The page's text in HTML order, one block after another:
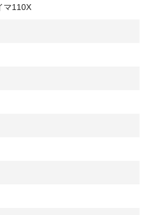
マ110X